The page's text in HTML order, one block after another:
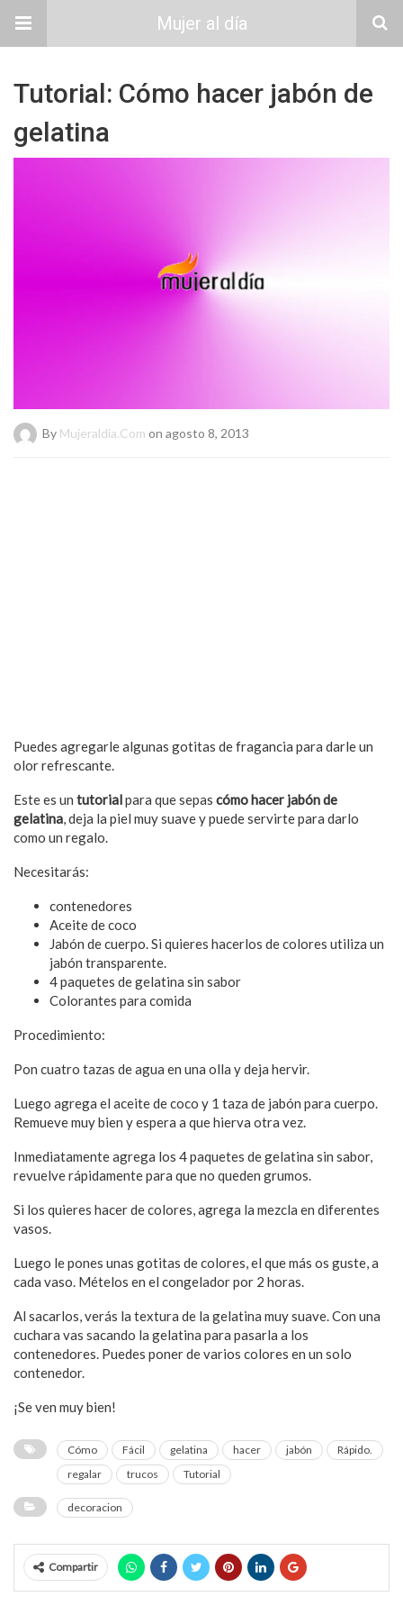
Mujer al día
Tutorial: Cómo hacer jabón de
gelatina
By Mujeraldia.com on agosto 8, 2013
Puedes agregarle algunas gotitas de fragancia para darle un
olor refrescante.
Este es un tutorialpara que sepas cómo hacer jabón de
gelatina, deja la piel muy suave y puede servirte para darlo
como un regalo.
Necesitarás:
contenedores
Aceite de coco
Jabón de cuerpo. Si quieres hacerlos de colores utiliza un
jabón transparente.
4 paquetes de gelatina sin sabor
Colorantes para comida
Procedimiento:
Pon cuatro tazas de agua en una olla y deja hervir.
Luego agrega el aceite de coco y 1 taza de jabón para cuerpo.
Remueve muy bien y espera a que hierva otra vez.
Inmediatamente agrega los 4 paquetes de gelatina sin sabor,
revuelve rápidamente para que no queden grumos.
Si los quieres hacer de colores, agrega la mezcla en diferentes
vasos.
Luego le pones unas gotitas de colores, el que más os guste, a
cada vaso. Mételos en el congelador por 2 horas.
Al sacarlos, verás la textura de la gelatina muy suave. Con una
cuchara vas sacando la gelatina para pasarla a los
contenedores. Puedes poner de varios colores en un solo
contenedor.
¡Se ven muy bien!
Cómo Fácil gelatina hacer jabón
Rápido.
regalar
trucos Tutorial
decoracion
Compartir